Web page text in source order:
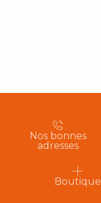
Nos bonnes
adresses
Boutique